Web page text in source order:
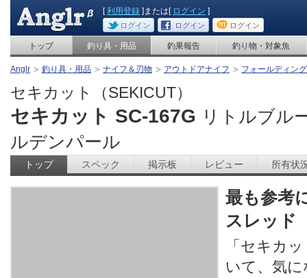
[利用登録 ]または[ ログイン ]
ログイン ログイン ログイン
トップ 釣り具・用品 釣果報告 釣り物・対象魚
Anglr 釣り具・用品 ナイフ＆刃物 アウトドアナイフ フォールディン
セキカット（SEKICUT）
セキカット SC-167G リトルブル
ルデンパール
トップ スペック 掲示板 レビュー 所有状
最も参考
スレッド
「セキカ
いて、気